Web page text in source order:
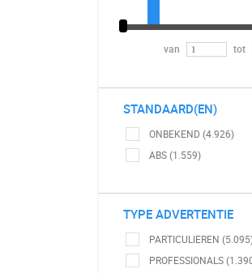
van tot
STANDAARD(EN)
ONBEKEND (4.926)
ABS (1.559)
TYPE ADVERTENTIE
PARTICULIEREN
PROFESSIONALS